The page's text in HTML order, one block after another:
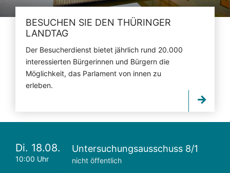
BESUCHEN SIE DEN THÜRINGER
LANDTAG
Der Besucherdienst bietet jährlich rund 20.000
interessierten Bürgerinnen und Bürgern die
Möglichkeit, das Parlament von innen zu
erleben.
Di. 18.08.
10:00 Uhr
Untersuchungsausschuss 8/1
nicht öffentlich